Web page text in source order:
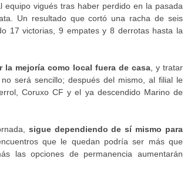
equipo vigués tras haber perdido en la pasada
Un resultado que cortó una racha de seis
17 victorias, 9 empates y 8 derrotas hasta la
la mejoría como local fuera de casa , y tratar
será sencillo; después del mismo, al filial le
Coruxo CF y el ya descendido Marino de
sigue dependiendo de sí mismo para
que le quedan podría ser más que
las opciones de permanencia aumentarán